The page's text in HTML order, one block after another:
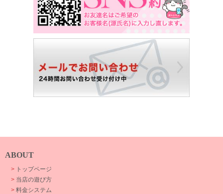
ABOUT
> トップページ
> 当店の遊び方
> 料金システム